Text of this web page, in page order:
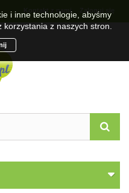
Zaloguj się
Kontakt z nami
i inne technologie, abyśmy
z naszych stron.